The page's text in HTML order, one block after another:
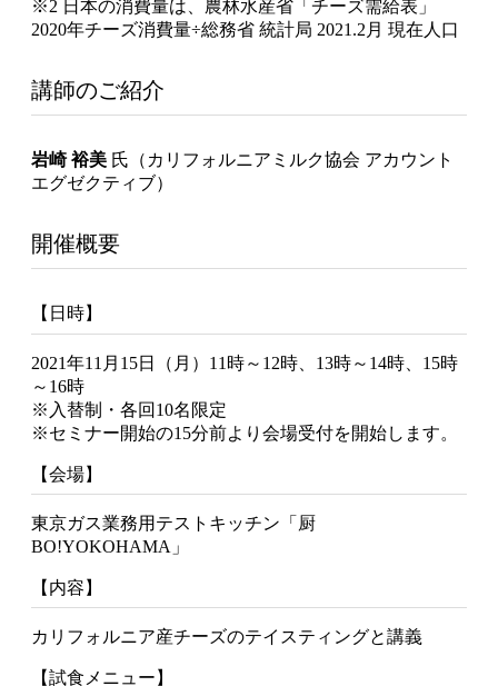
※2 日本の消費量は、農林水産省「チーズ需給表」
2020年チーズ消費量÷総務省 統計局 2021.2月 現在人口
講師のご紹介
岩崎 裕美 氏（カリフォルニアミルク協会 アカウント
エグゼクティブ）
開催概要
【日時】
2021年11月15日（月）11時～12時、13時～14時、15時
～16時
※入替制・各回10名限定
※セミナー開始の15分前より会場受付を開始します。
【会場】
東京ガス業務用テストキッチン「厨
BO!YOKOHAMA」
【内容】
カリフォルニア産チーズのテイスティングと講義
【試食メニュー】